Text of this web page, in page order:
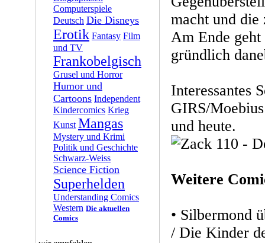
Computerspiele
Deutsch Die Disneys
Erotik Fantasy Film
und TV
Frankobelgisch
Grusel und Horror
Humor und
Cartoons Independent
Kindercomics Krieg
Kunst Mangas
Mystery und Krimi
Politik und Geschichte
Schwarz-Weiss
Science Fiction
Superhelden
Understanding Comics
Western Die aktuellen
Comics
macht und die
Am Ende geht
gründlich
Interessantes
GIRS/
und heute.
Weitere
• Silbermond
/ Die Kinder